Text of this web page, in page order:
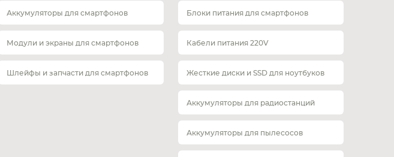
Аккумуляторы для смартфонов
Модули и экраны для смартфонов
Шлейфы и запчасти для смартфонов
Блоки питания для смартфонов
Кабели питания 220V
Жесткие диски и SSD для ноутбуков
Аккумуляторы для радиостанций
Аккумуляторы для пылесосов